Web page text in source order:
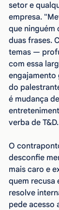
setor e
empresa.
que ninguém
duas frases.
temas —
com essa
engajamento
do
é mudança
verba de T&D.
O
desconfie
mais caro e
quem recusa
resolve
pede acesso